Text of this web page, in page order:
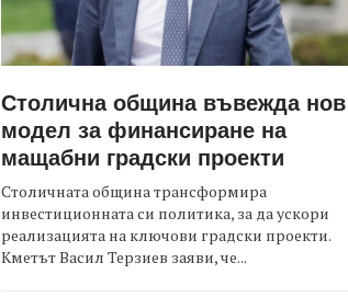
Столична община въвежда нов
модел за финансиране на
мащабни градски проекти
Столичната община трансформира
инвестиционната си политика, за да ускори
реализацията на ключови градски проекти.
Кметът Васил Терзиев заяви, че...